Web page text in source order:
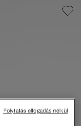
Folytatás elfogadás nélkül